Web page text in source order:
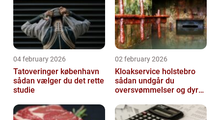
04 february 2026
Tatoveringer københavn
sådan vælger du det rette
studie
02 february 2026
Kloakservice holstebro
sådan undgår du
oversvømmelser og dyre